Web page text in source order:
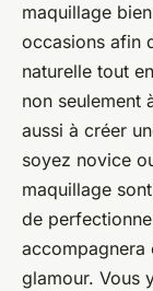
maquillage
occasions afin
naturelle tout
non seulement
aussi à créer
soyez novice
maquillage
de
accompagnera
glamour. Vous